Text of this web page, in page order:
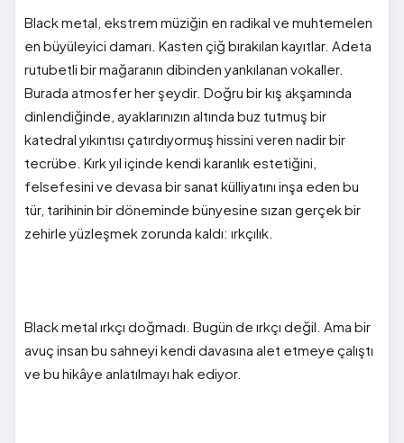
Black metal, ekstrem müziğin en radikal ve muhtemelen
en büyüleyici damarı. Kasten çiğ bırakılan kayıtlar. Adeta
rutubetli bir mağaranın dibinden yankılanan vokaller.
Burada atmosfer her şeydir. Doğru bir kış akşamında
dinlendiğinde, ayaklarınızın altında buz tutmuş bir
katedral yıkıntısı çatırdıyormuş hissini veren nadir bir
tecrübe. Kırk yıl içinde kendi karanlık estetiğini,
felsefesini ve devasa bir sanat külliyatını inşa eden bu
tür, tarihinin bir döneminde bünyesine sızan gerçek bir
zehirle yüzleşmek zorunda kaldı: ırkçılık.
Black metal ırkçı doğmadı. Bugün de ırkçı değil. Ama bir
avuç insan bu sahneyi kendi davasına alet etmeye çalıştı
ve bu hikâye anlatılmayı hak ediyor.